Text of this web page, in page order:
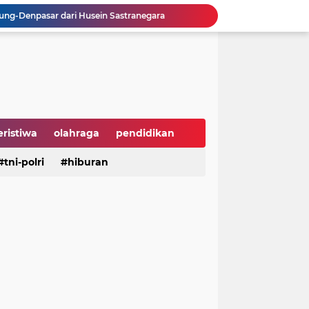
Denpasar dari Husein Sastranegara
Dorong Daya Beli dan Ekonomi Nasional
PSEL Legok Nangka
Pangan Harga Terjangkau
olahraga pendidikan
hiburan serba serbi
tni-polri hiburan